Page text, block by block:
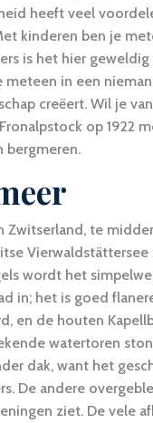
heeft veel
kinderen ben je
is het hier
in een
creëert. Wil je
op 1922
bergmeren.
Zwitserland, te
wordt het
in; het is goed
en de houten
watertoren
dak, want het
De andere
ziet. De vele